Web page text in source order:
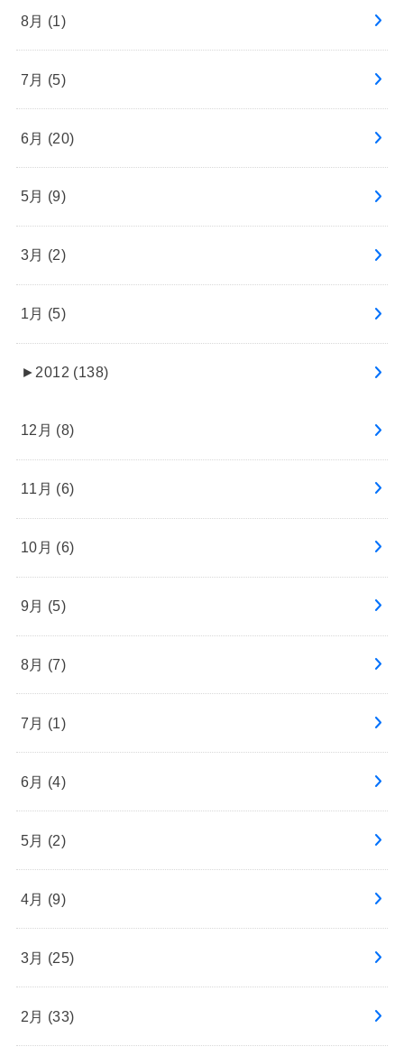
8月 (1)
7月 (5)
6月 (20)
5月 (9)
3月 (2)
1月 (5)
► 2012 (138)
12月 (8)
11月 (6)
10月 (6)
9月 (5)
8月 (7)
7月 (1)
6月 (4)
5月 (2)
4月 (9)
3月 (25)
2月 (33)